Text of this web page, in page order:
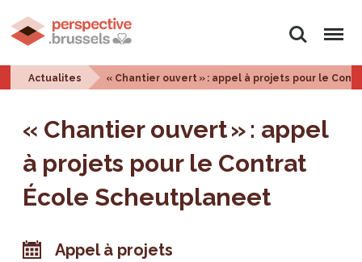
Rechercher
Menu
Actualites « Chantier ouvert » : appel à projets pour le
« Chantier ouvert » : appel
à projets pour le Contrat
École Scheutplaneet
Appel à projets